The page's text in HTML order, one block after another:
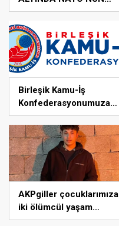
BABASI ABD’NİN
İMZASI VARDIR!
Birleşik Kamu-İş
Konfederasyonumuza
Dostça Uyarı ve
Önerimizdir:
AKPgiller çocuklarımıza
iki ölümcül yaşam
sunuyor; ya tarikat,